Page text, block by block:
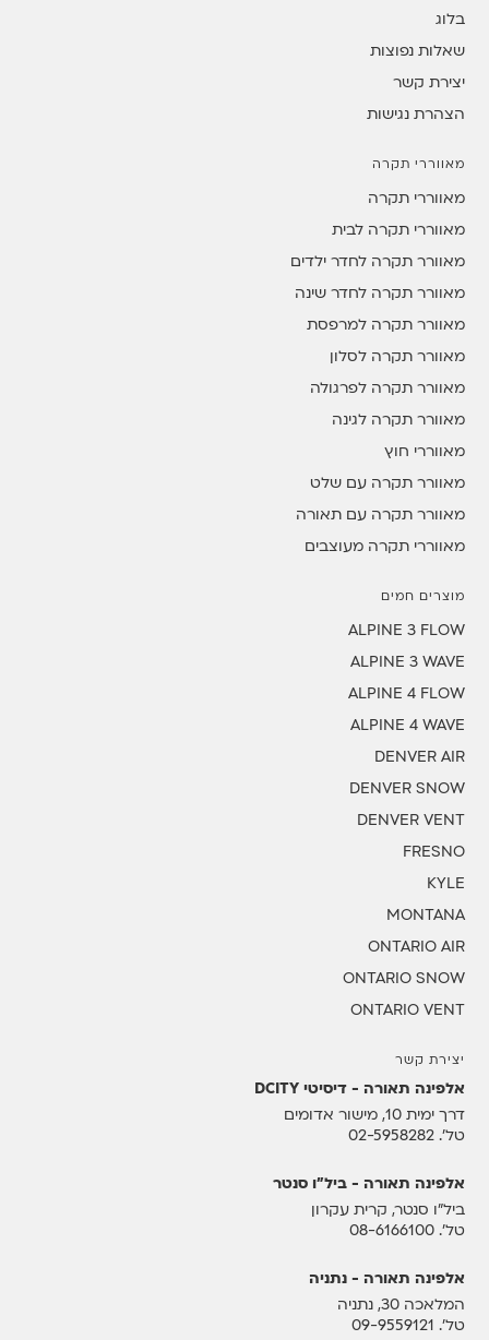
בלוג
שאלות נפוצות
יצירת קשר
הצהרת נגישות
מאווררי תקרה
מאווררי תקרה
מאווררי תקרה לבית
מאוורר תקרה לחדר ילדים
מאוורר תקרה לחדר שינה
מאוורר תקרה למרפסת
מאוורר תקרה לסלון
מאוורר תקרה לפרגולה
מאוורר תקרה לגינה
מאווררי חוץ
מאוורר תקרה עם שלט
מאוורר תקרה עם תאורה
מאווררי תקרה מעוצבים
מוצרים חמים
ALPINE 3 FLOW
ALPINE 3 WAVE
ALPINE 4 FLOW
ALPINE 4 WAVE
DENVER AIR
DENVER SNOW
DENVER VENT
FRESNO
KYLE
MONTANA
ONTARIO AIR
ONTARIO SNOW
ONTARIO VENT
יצירת קשר
אלפינה תאורה - דיסיטי DCITY
דרך ימית 10, מישור אדומים
טל' 02-5958282
אלפינה תאורה - ביל"ו סנטר
ביל"ו סנטר, קרית עקרון
טל' 08-6166100
אלפינה תאורה - נתניה
המלאכה 30, נתניה
טל' 09-9559121